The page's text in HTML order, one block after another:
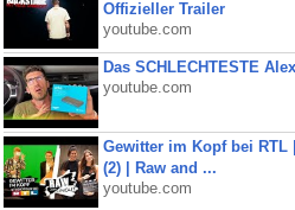
Offizieller Trailer
youtube.com
Das SCHLECHTESTE
youtube.com
Gewitter im Kopf bei
(2) | Raw and ...
youtube.com